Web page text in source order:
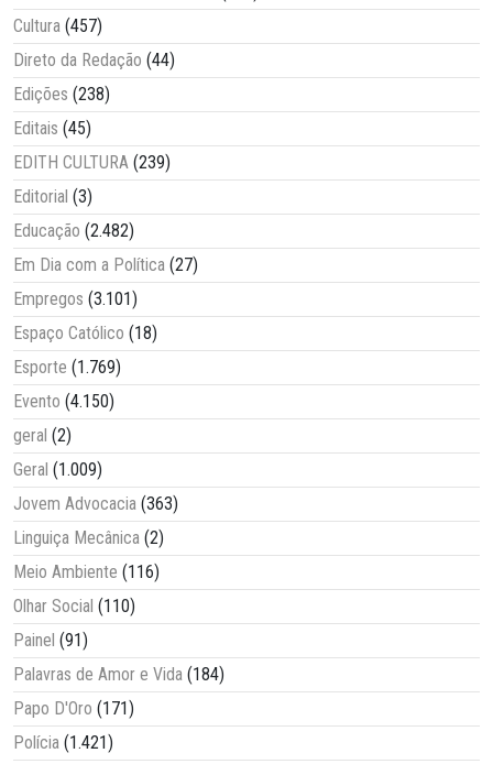
Cultura (457)
Direto da Redação (44)
Edições (238)
Editais (45)
EDITH CULTURA (239)
Editorial (3)
Educação (2.482)
Em Dia com a Política (27)
Empregos (3.101)
Espaço Católico (18)
Esporte (1.769)
Evento (4.150)
geral (2)
Geral (1.009)
Jovem Advocacia (363)
Linguiça Mecânica (2)
Meio Ambiente (116)
Olhar Social (110)
Painel (91)
Palavras de Amor e Vida (184)
Papo D'Oro (171)
Polícia (1.421)